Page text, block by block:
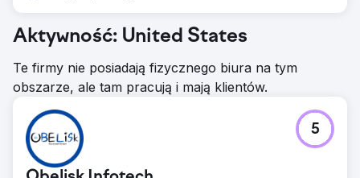
Aktywność: United States
Te firmy nie posiadają fizycznego biura na tym
obszarze, ale tam pracują i mają klientów.
5